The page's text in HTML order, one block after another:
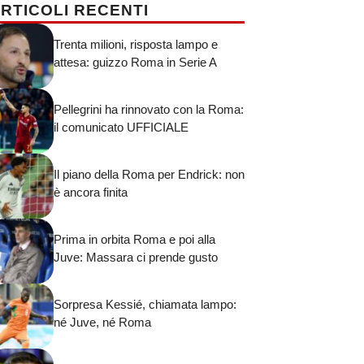
RECENTI
Trenta milioni, risposta lampo e
attesa: guizzo Roma in Serie A
Pellegrini ha rinnovato con la Roma:
il comunicato UFFICIALE
Il piano della Roma per Endrick: non
è ancora finita
Prima in orbita Roma e poi alla
Juve: Massara ci prende gusto
Sorpresa Kessié, chiamata lampo:
né Juve, né Roma